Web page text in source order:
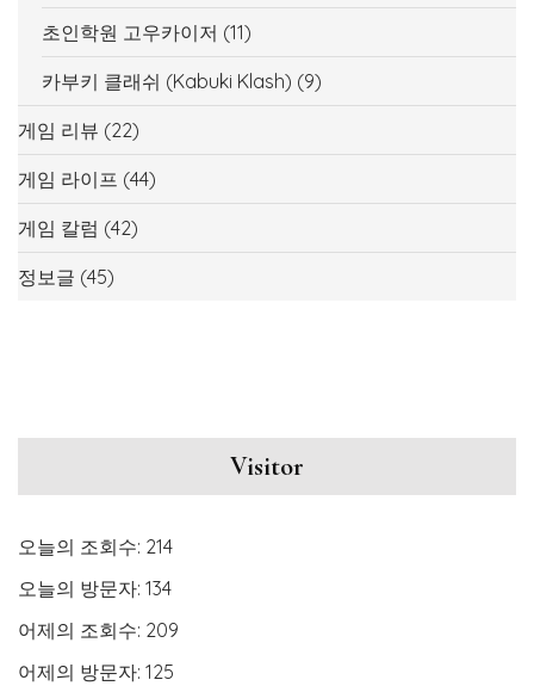
초인학원 고우카이저 (11)
카부키 클래쉬 (Kabuki Klash) (9)
게임 리뷰 (22)
게임 라이프 (44)
게임 칼럼 (42)
정보글 (45)
Visitor
오늘의 조회수: 214
오늘의 방문자: 134
어제의 조회수: 209
어제의 방문자: 125